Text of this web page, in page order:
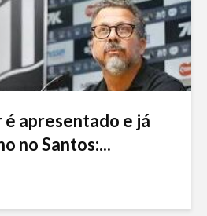
apresentado e já
no Santos:...